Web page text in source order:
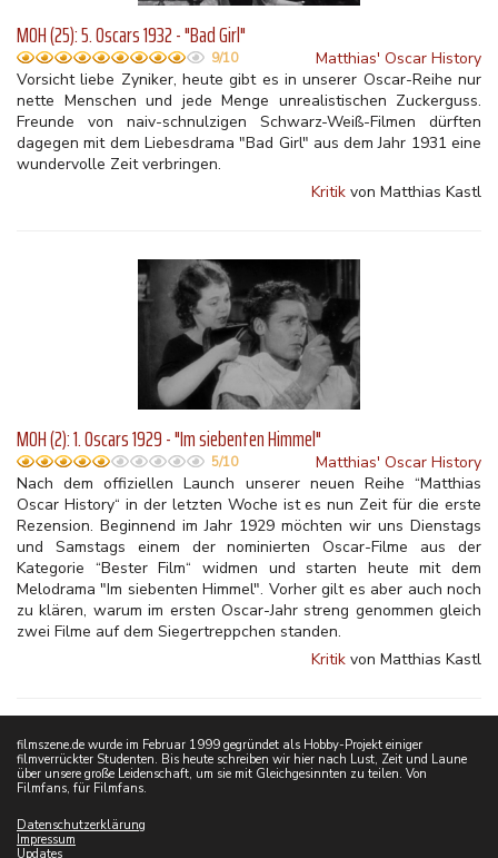
MOH (25): 5. Oscars 1932 - "Bad Girl"
9/10
Matthias' Oscar History
Vorsicht liebe Zyniker, heute gibt es in unserer Oscar-Reihe nur
nette Menschen und jede Menge unrealistischen Zuckerguss.
Freunde von naiv-schnulzigen Schwarz-Weiß-Filmen dürften
dagegen mit dem Liebesdrama "Bad Girl" aus dem Jahr 1931 eine
wundervolle Zeit verbringen.
Kritik von Matthias Kastl
MOH (2): 1. Oscars 1929 - "Im siebenten Himmel"
5/10
Matthias' Oscar History
Nach dem offiziellen Launch unserer neuen Reihe “Matthias
Oscar History“ in der letzten Woche ist es nun Zeit für die erste
Rezension. Beginnend im Jahr 1929 möchten wir uns Dienstags
und Samstags einem der nominierten Oscar-Filme aus der
Kategorie “Bester Film“ widmen und starten heute mit dem
Melodrama "Im siebenten Himmel". Vorher gilt es aber auch noch
zu klären, warum im ersten Oscar-Jahr streng genommen gleich
zwei Filme auf dem Siegertreppchen standen.
Kritik von Matthias Kastl
filmszene.de wurde im Februar 1999 gegründet als Hobby-Projekt einiger
filmverrückter Studenten. Bis heute schreiben wir hier nach Lust, Zeit und Laune
über unsere große Leidenschaft, um sie mit Gleichgesinnten zu teilen. Von
Filmfans, für Filmfans.
Datenschutzerklärung
Impressum
Updates